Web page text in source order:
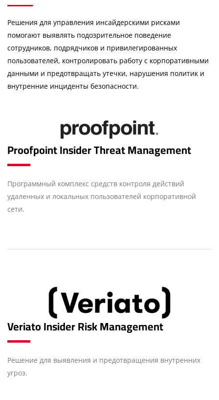
Решения для управления инсайдерскими рисками
помогают выявлять подозрительное поведение
сотрудников, подрядчиков и привилегированных
пользователей, контролировать работу с корпоративными
данными и предотвращать утечки, нарушения политик и
внутренние инциденты безопасности.
Proofpoint Insider Threat Management
Программный комплекс средств контроля действий
удаленных и локальных пользователей корпоративной
сети.
Veriato Insider Risk Management
Решение для выявления и предотвращения внутренних
угроз.